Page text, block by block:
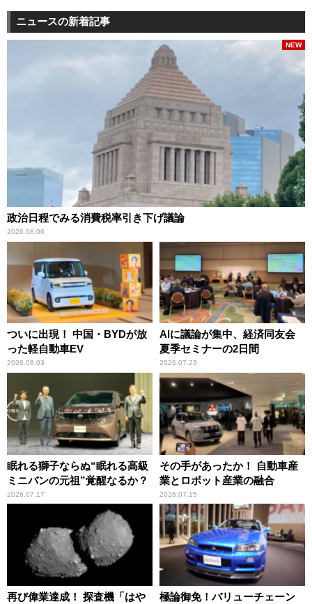
ニュースの新着記事
政治日程でみる消費税率引き下げ議論
2026.08.06
NEW
ついに出現！ 中国・BYDが放
った軽自動車EV
2026.08.03
AIに議論が集中、経済同友会
夏季セミナーの2日間
2026.07.23
眠れる獅子ならぬ“眠れる高級
ミニバンの元祖”覚醒なるか？
2026.07.17
その手があったか！ 自動車産
業とロボット産業の融合
2026.07.15
再び偉業達成！ 探査機「はや
極論御免！バリューチェーン